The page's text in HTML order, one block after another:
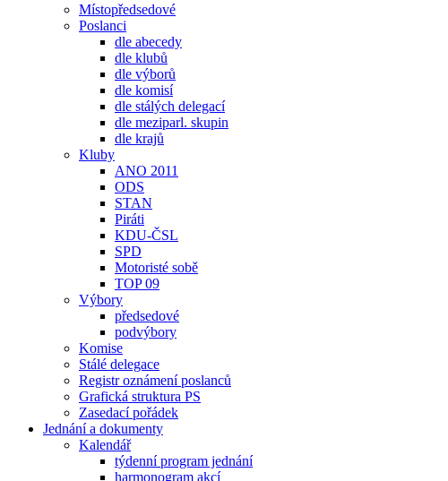
Místopředsedové
Poslanci
dle abecedy
dle klubů
dle výborů
dle komisí
dle stálých delegací
dle meziparl. skupin
dle krajů
Kluby
ANO 2011
ODS
STAN
Piráti
KDU-ČSL
SPD
Motoristé sobě
TOP 09
Výbory
předsedové
podvýbory
Komise
Stálé delegace
Registr oznámení poslanců
Grafická struktura PS
Zasedací pořádek
Jednání a dokumenty
Kalendář
týdenní program jednání
harmonogram akcí